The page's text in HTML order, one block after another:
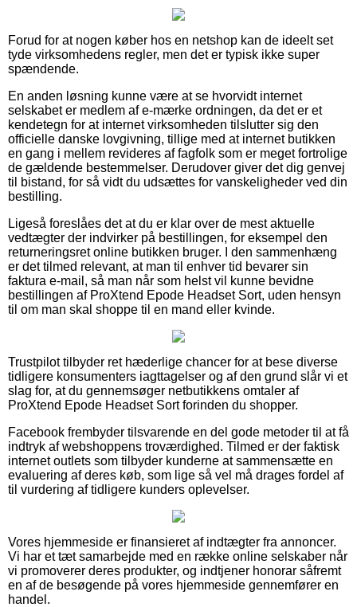
Forud for at nogen køber hos en netshop kan de ideelt set
tyde virksomhedens regler, men det er typisk ikke super
spændende.
En anden løsning kunne være at se hvorvidt internet
selskabet er medlem af e-mærke ordningen, da det er et
kendetegn for at internet virksomheden tilslutter sig den
officielle danske lovgivning, tillige med at internet butikken
en gang i mellem revideres af fagfolk som er meget fortrolige
de gældende bestemmelser. Derudover giver det dig genvej
til bistand, for så vidt du udsættes for vanskeligheder ved din
bestilling.
Ligeså foreslåes det at du er klar over de mest aktuelle
vedtægter der indvirker på bestillingen, for eksempel den
returneringsret online butikken bruger. I den sammenhæng
er det tilmed relevant, at man til enhver tid bevarer sin
faktura e-mail, så man når som helst vil kunne bevidne
bestillingen af ProXtend Epode Headset Sort, uden hensyn
til om man skal shoppe til en mand eller kvinde.
Trustpilot tilbyder ret hæderlige chancer for at bese diverse
tidligere konsumenters iagttagelser og af den grund slår vi et
slag for, at du gennemsøger netbutikkens omtaler af
ProXtend Epode Headset Sort forinden du shopper.
Facebook frembyder tilsvarende en del gode metoder til at få
indtryk af webshoppens troværdighed. Tilmed er der faktisk
internet outlets som tilbyder kunderne at sammensætte en
evaluering af deres køb, som lige så vel må drages fordel af
til vurdering af tidligere kunders oplevelser.
Vores hjemmeside er finansieret af indtægter fra annoncer.
Vi har et tæt samarbejde med en række online selskaber når
vi promoverer deres produkter, og indtjener honorar såfremt
en af de besøgende på vores hjemmeside gennemfører en
handel.